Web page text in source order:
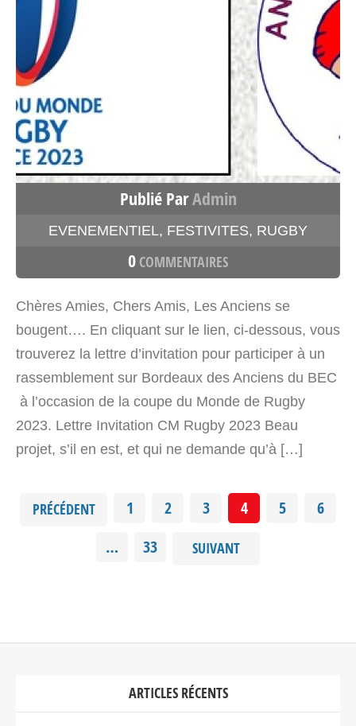
Publié ParAdmin
EVENEMENTIEL, FESTIVITES, RUGBY
0 COMMENTAIRES
Chères Amies, Chers Amis, Les Anciens se
bougent…. En cliquant sur le lien, ci-dessous, vous
trouverez la lettre d’invitation pour participer à un
rassemblement sur Bordeaux des Anciens du BEC
à l’occasion de la coupe du Monde de Rugby
2023. Lettre Invitation CM Rugby 2023 Beau
projet, s’il en est, et qui ne demande qu’à […]
PRÉCÉDENT 1 2 3 4 5
6
…
33 SUIVANT
ARTICLES RÉCENTS